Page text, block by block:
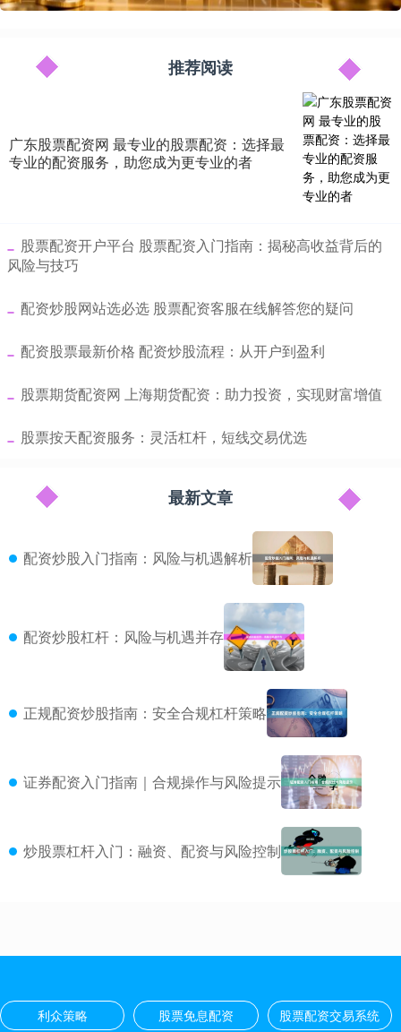
推荐阅读
广东股票配资网 最专业的股票配资：选择最
专业的配资服务，助您成为更专业的者
​股票配资开户平台 股票配资入门指南：揭秘高收益背后的
风险与技巧
​配资炒股网站选必选 股票配资客服在线解答您的疑问
​配资股票最新价格 配资炒股流程：从开户到盈利
​股票期货配资网 上海期货配资：助力投资，实现财富增值
​股票按天配资服务：灵活杠杆，短线交易优选
最新文章
配资炒股入门指南：风险与机遇解析
配资炒股杠杆：风险与机遇并存
正规配资炒股指南：安全合规杠杆策略
证券配资入门指南｜合规操作与风险提示
炒股票杠杆入门：融资、配资与风险控制
利众策略 股票免息配资 股票配资交易系统